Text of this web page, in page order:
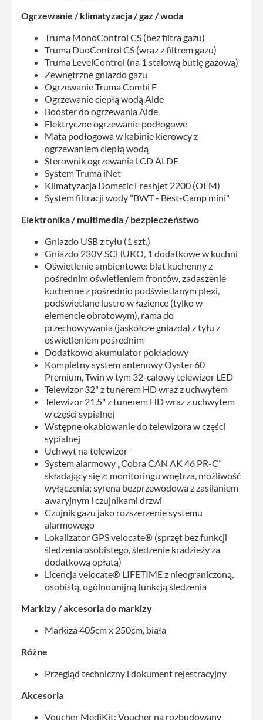
Ogrzewanie / klimatyzacja / gaz / woda
Truma MonoControl CS (bez filtra gazu)
Truma DuoControl CS (wraz z filtrem gazu)
Truma LevelControl (na 1 stalową butlę gazową)
Zewnętrzne gniazdo gazu
Ogrzewanie Truma Combi E
Ogrzewanie ciepłą wodą Alde
Booster do ogrzewania Alde
Elektryczne ogrzewanie podłogowe
Mata podłogowa w kabinie kierowcy z
ogrzewaniem ciepłą wodą
Sterownik ogrzewania LCD ALDE
System Truma iNet
Klimatyzacja Dometic Freshjet 2200 (OEM)
System filtracji wody "BWT - Best-Camp mini"
Elektronika / multimedia / bezpieczeństwo
Gniazdo USB z tyłu (1 szt.)
Gniazdo 230V SCHUKO, 1 dodatkowe w kuchni
Oświetlenie ambientowe: blat kuchenny z
pośrednim oświetleniem frontów, zadaszenie
kuchenne z pośrednio podświetlanym plexi,
podświetlane lustro w łazience (tylko w
elemencie obrotowym), rama do
przechowywania (jaskółcze gniazda) z tyłu z
oświetleniem pośrednim
Dodatkowo akumulator pokładowy
Kompletny system antenowy Oyster 60
Premium, Twin w tym 32-calowy telewizor LED
Telewizor 32" z tunerem HD wraz z uchwytem
Telewizor 21,5" z tunerem HD wraz z uchwytem
w części sypialnej
Wstępne okablowanie do telewizora w części
sypialnej
Uchwyt na telewizor
System alarmowy „Cobra CAN AK 46 PR-C”
składający się z: monitoringu wnętrza, możliwość
wyłączenia; syrena bezprzewodowa z zasilaniem
awaryjnym i czujnikami drzwi
Czujnik gazu jako rozszerzenie systemu
alarmowego
Lokalizator GPS velocate® (sprzęt bez funkcji
śledzenia osobistego, śledzenie kradzieży za
dodatkową opłatą)
Licencja velocate® LIFETIME z nieograniczoną,
osobistą, ogólnounijną funkcją śledzenia
Markizy / akcesoria do markizy
Markiza 405cm x 250cm, biała
Różne
Przegląd techniczny i dokument rejestracyjny
Akcesoria
Voucher MediKit: Voucher na rozbudowany